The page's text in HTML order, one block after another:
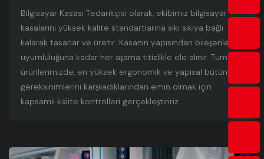
Bilgisayar Kasası Tedarikçisi olarak, ekibimiz bilgisayar
kasalarını yüksek kalite standartlarına sıkı sıkıya bağlı
kalarak tasarlar ve üretir. Kasanın yapısından bileşenlerin
uyumluluğuna kadar her aşama titizlikle ele alınır. Tüm
ürünlerimizde, en yüksek ergonomik ve yapısal bütünlük
gereksinimlerini karşıladıklarından emin olmak için
kapsamlı kalite kontrolleri gerçekleştiririz.